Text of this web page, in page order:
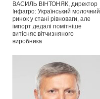
ВАСИЛЬ ВІНТОНЯК, директор
Інфагро: Український молочний
ринок у стані рівноваги, але
імпорт дедалі помітніше
витісняє вітчизняного
виробника